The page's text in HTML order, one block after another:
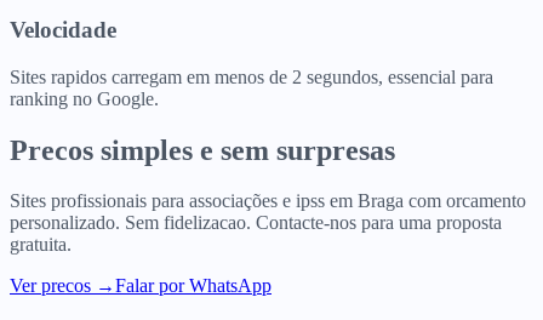
Velocidade
Sites rapidos carregam em menos de 2 segundos, essencial para
ranking no Google.
Precos simples e sem surpresas
Sites profissionais para associações e ipss em Braga com orcamento
personalizado. Sem fidelizacao. Contacte-nos para uma proposta
gratuita.
Ver precos →Falar por WhatsApp